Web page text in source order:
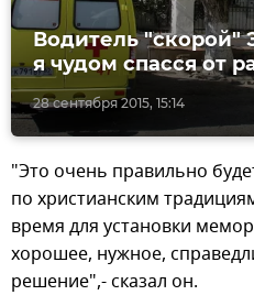
28 сентября 2015, 15:14
Водитель "скорой"
я чудом спасся от
"Это очень правильно
по христианским
время для установки
хорошее, нужное,
решение",- сказал он.